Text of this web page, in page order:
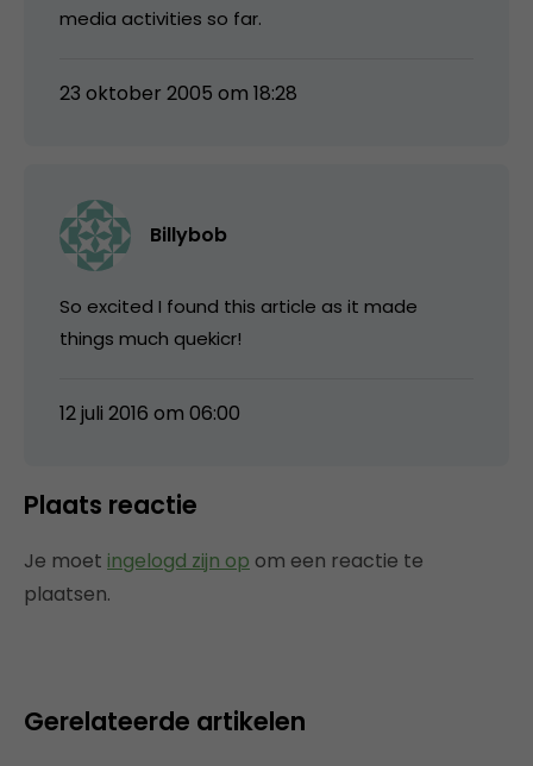
media activities so far.
23 oktober 2005 om 18:28
Billybob
So excited I found this article as it made
things much quekicr!
12 juli 2016 om 06:00
Plaats reactie
Je moet ingelogd zijn op om een reactie te
plaatsen.
Gerelateerde artikelen